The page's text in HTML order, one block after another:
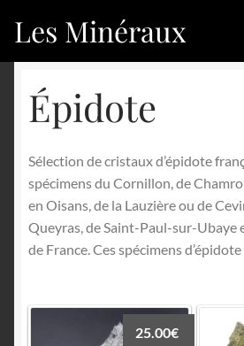
Aller
à
navigation
Aller
au
Les Minéraux
Catégories
Nouveautés
Achat
Mon compte
Boutique
Nouveautés
Blog
Achat
Contactez-nous
Épidote
Sélection de cristaux d’épidote
spécimens du Cornillon, de
en Oisans, de la Lauzière ou de
Queyras, de Saint-Paul-sur-Ubaye
de France. Ces spécimens
25.00€